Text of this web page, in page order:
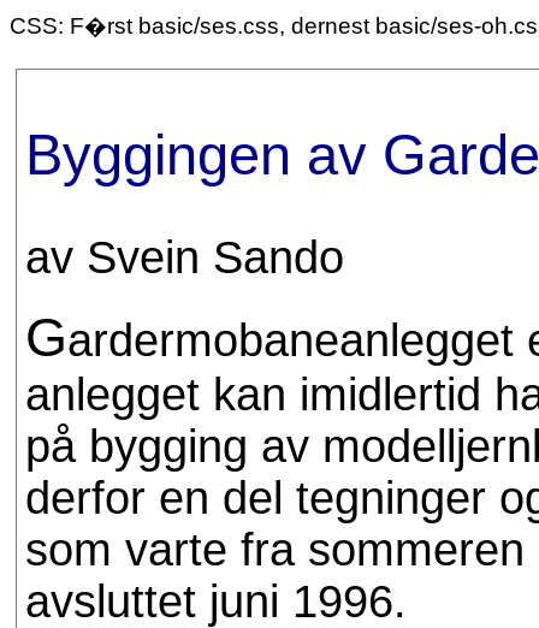
CSS: F�rst basic/ses.css, dernest basic/ses-
Byggingen av
av Svein Sando
Gardermobaneanlegget
anlegget kan imidlertid
på bygging av
derfor en del tegninger
som varte fra
avsluttet juni 1996.